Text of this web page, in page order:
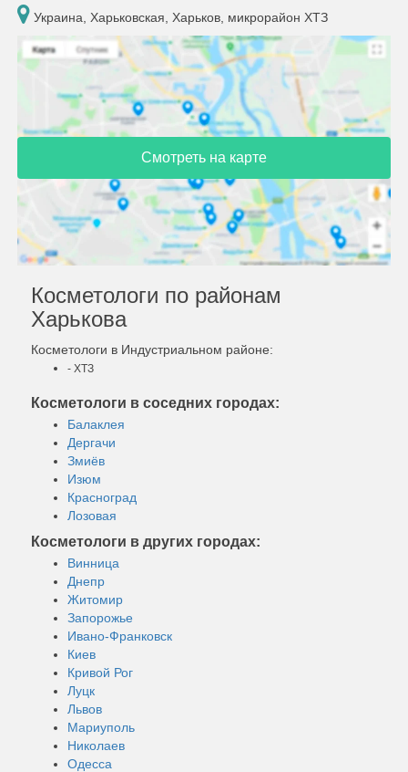
Украина, Харьковская, Харьков, микрорайон ХТЗ
Смотреть на карте
Косметологи по районам
Харькова
Косметологи в Индустриальном районе:
- ХТЗ
Косметологи в соседних городах:
Балаклея
Дергачи
Змиёв
Изюм
Красноград
Лозовая
Косметологи в других городах:
Винница
Днепр
Житомир
Запорожье
Ивано-Франковск
Киев
Кривой Рог
Луцк
Львов
Мариуполь
Николаев
Одесса